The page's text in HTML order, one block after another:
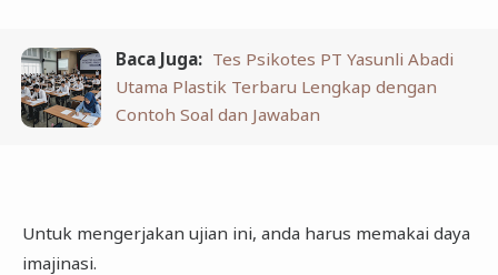
Baca Juga: Tes Psikotes PT Yasunli Abadi
Utama Plastik Terbaru Lengkap dengan
Contoh Soal dan Jawaban
Untuk mengerjakan ujian ini, anda harus memakai daya
imajinasi.